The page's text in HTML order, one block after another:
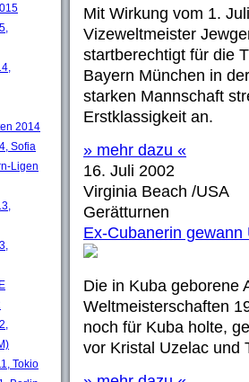
2014
Sofia
Ligen
Tokio
Mit Wirkung vom 1.
Vizeweltmeister
startberechtigt für die
Bayern München in
starken Mannschaft
Erstklassigkeit an.
» mehr dazu «
16. Juli 2002
Virginia Beach /USA
Gerätturnen
Ex-Cubanerin gewann
Die in Kuba geborene
Weltmeisterschaften
noch für Kuba holte,
vor Kristal Uzelac und